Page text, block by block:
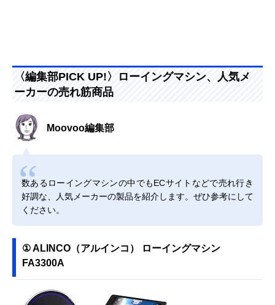
〈編集部PICK UP!〉ローイングマシン、人気メ
ーカーの売れ筋商品
Moovoo編集部
数あるローイングマシンの中でもECサイトなどで売れ行き
好調な、人気メーカーの製品を紹介します。ぜひ参考にして
ください。
① ALINCO（アルインコ） ローイングマシン
FA3300A